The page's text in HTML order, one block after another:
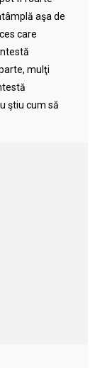
aşa de
care
mulţi
ştiu cum să